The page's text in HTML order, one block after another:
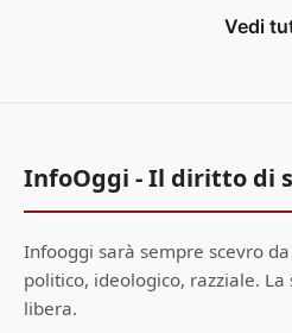
Vedi
InfoOggi - Il diritto di
Infooggi sarà sempre scevro
politico, ideologico, razziale.
libera.